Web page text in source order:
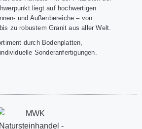
liegt auf hochwertigen
und Außenbereiche – von
zu robustem Granit aus aller Welt.
durch Bodenplatten,
Sonderanfertigungen.